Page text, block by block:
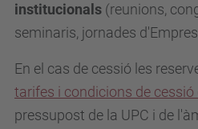
institucionals (reunions,
seminaris, jornades
En el cas de cessió les
tarifes i condicions de cessió
pressupost de la UPC i de